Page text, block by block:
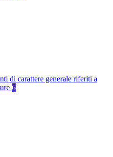
di carattere generale riferiti a
6